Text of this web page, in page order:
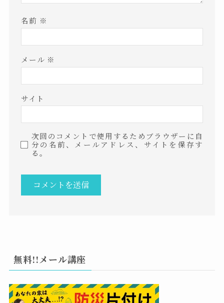
名前 ※
メール ※
サイト
次回のコメントで使用するためブラウザーに自
分の名前、メールアドレス、サイトを保存す
る。
無料!!メール講座